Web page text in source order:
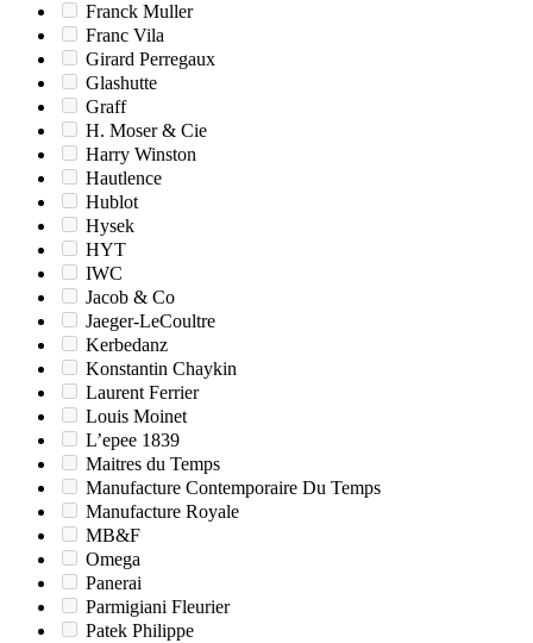
Franck Muller
Franc Vila
Girard Perregaux
Glashutte
Graff
H. Moser & Cie
Harry Winston
Hautlence
Hublot
Hysek
HYT
IWC
Jacob & Co
Jaeger-LeCoultre
Kerbedanz
Konstantin Chaykin
Laurent Ferrier
Louis Moinet
L’epee 1839
Maitres du Temps
Manufacture Contemporaire Du Temps
Manufacture Royale
MB&F
Omega
Panerai
Parmigiani Fleurier
Patek Philippe